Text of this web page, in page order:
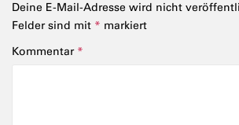
Deine E-Mail-Adresse wird nicht
Felder sind mit * markiert
Kommentar *